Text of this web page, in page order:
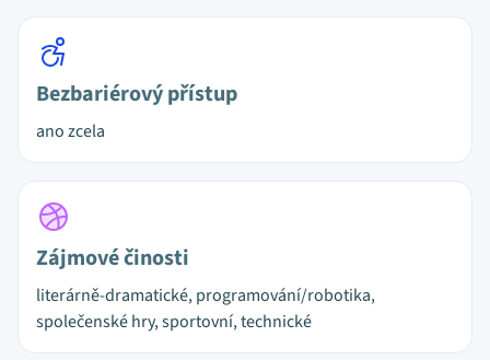
Bezbariérový přístup
ano zcela
Zájmové činosti
literárně-dramatické, programování/robotika,
společenské hry, sportovní, technické